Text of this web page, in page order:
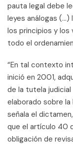
pauta legal debe
leyes análogas
los principios y los
todo el
“En tal contexto
inició en 2001,
de la tutela
elaborado sobre
señala el
que el artículo 40
obligación de